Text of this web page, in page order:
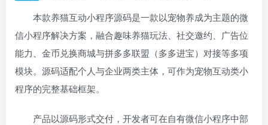
本款养猫互动小程序源码是一款以宠物养成为主题的微
信小程序解决方案，融合趣味养猫玩法、社交邀约、广告位
能力、金币兑换商城与拼多多联盟（多多进宝）对接等多项
模块。源码适配个人与企业两类主体，可作为宠物互动类小
程序的完整基础框架。
产品以源码形式交付，开发者可在自有微信小程序中部